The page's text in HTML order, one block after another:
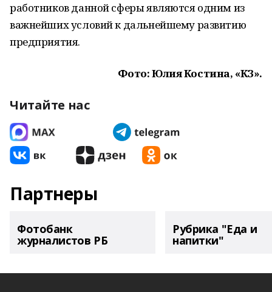
работников данной сферы являются одним из
важнейших условий к дальнейшему развитию
предприятия.
Фото: Юлия Костина, «КЗ».
Читайте нас
Партнеры
Фотобанк
журналистов РБ
Рубрика "Еда и
напитки"